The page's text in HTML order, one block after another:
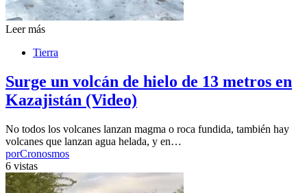
Leer más
Tierra
Surge un volcán de hielo de 13 metros en
Kazajistán (Video)
No todos los volcanes lanzan magma o roca fundida, también hay
volcanes que lanzan agua helada, y en…
porCronosmos
6 vistas